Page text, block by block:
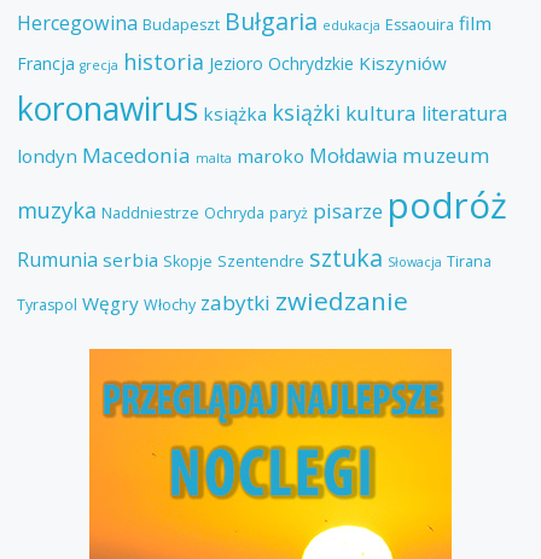
Hercegowina Budapeszt Bułgaria edukacja Essaouira film
Francja grecja historia Jezioro Ochrydzkie Kiszyniów
koronawirus książka książki kultura literatura
londyn Macedonia malta maroko Mołdawia muzeum
muzyka Naddniestrze Ochryda paryż pisarze podróż
Rumunia serbia Skopje Szentendre sztuka Słowacja Tirana
Tyraspol Węgry Włochy zabytki zwiedzanie